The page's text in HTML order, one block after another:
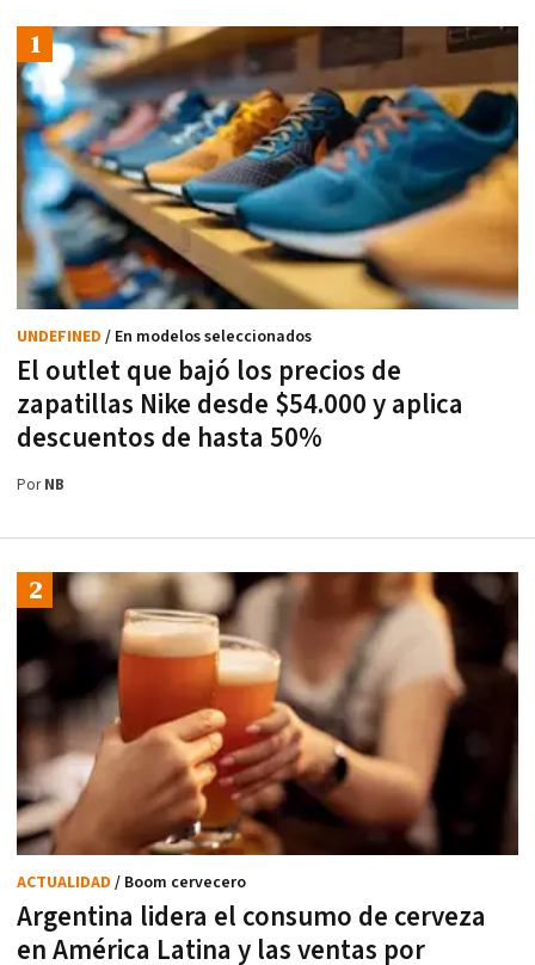
El outlet que bajó los precios de
zapatillas Nike desde $54.000 y aplica
descuentos de hasta 50%
UNDEFINED / En modelos seleccionados
PorNB
Argentina lidera el consumo de cerveza
en América Latina y las ventas por
ACTUALIDAD / Boom cervecero